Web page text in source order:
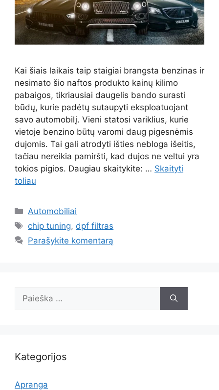
Kai šiais laikais taip staigiai brangsta benzinas ir
nesimato šio naftos produkto kainų kilimo
pabaigos, tikriausiai daugelis bando surasti
būdų, kurie padėtų sutaupyti eksploatuojant
savo automobilį. Vieni statosi variklius, kurie
vietoje benzino būtų varomi daug pigesnėmis
dujomis. Tai gali atrodyti išties nebloga išeitis,
tačiau nereikia pamiršti, kad dujos ne veltui yra
tokios pigios. Daugiau skaitykite: … Skaityti
toliau
Kategorijos
Automobiliai
Žymos
chip tuning, dpf filtras
Parašykite komentarą
Kategorijos
Apranga